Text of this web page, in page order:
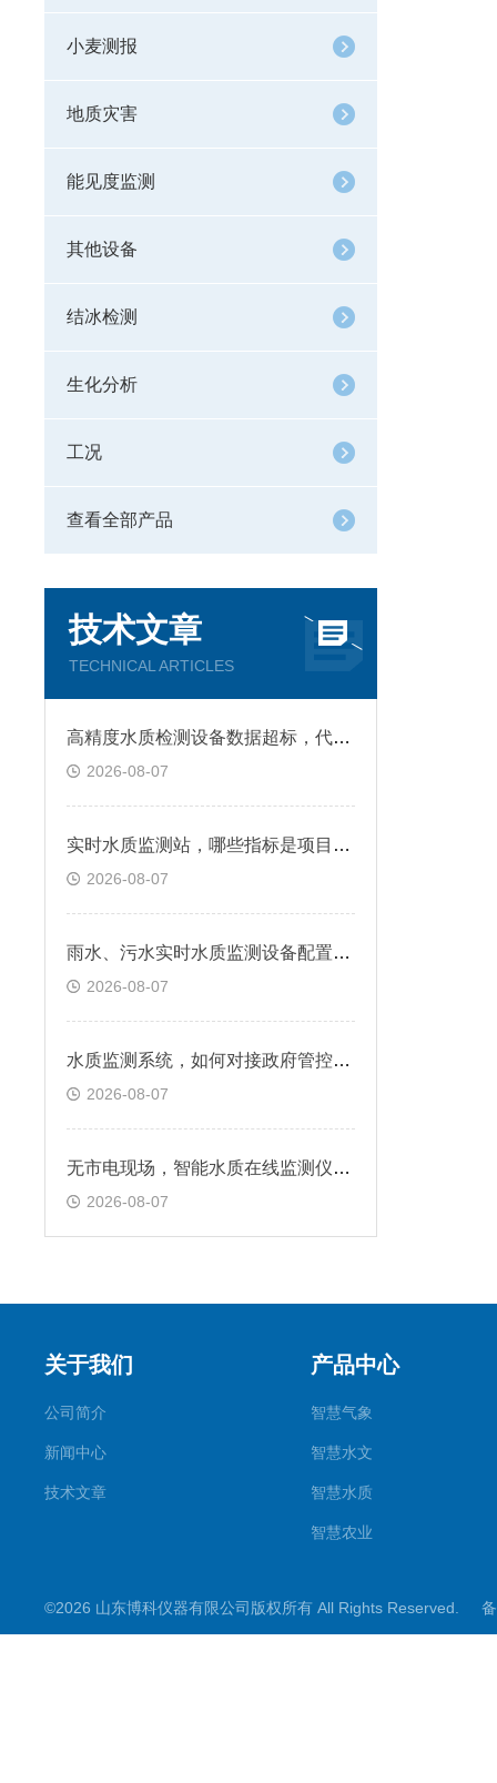
小麦测报
地质灾害
能见度监测
其他设备
结冰检测
生化分析
工况
查看全部产品
技术文章
TECHNICAL ARTICLES
高精度水质检测设备数据超标，代表什么情况
2026-08-07
实时水质监测站，哪些指标是项目常选参数
2026-08-07
雨水、污水实时水质监测设备配置有什么不同
2026-08-07
水质监测系统，如何对接政府管控平台
2026-08-07
无市电现场，智能水质在线监测仪供电怎么解决
2026-08-07
关于我们
公司简介
新闻中心
技术文章
产品中心
智慧气象
智慧水文
智慧水质
智慧农业
微型气象仪
©2026 山东博科仪器有限公司版权所有 All Rights Reserved.